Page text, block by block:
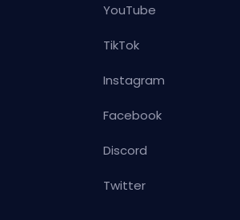
YouTube
TikTok
Instagram
Facebook
Discord
Twitter